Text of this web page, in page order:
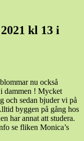
kl 13 i
nu också
dammen ! Mycket
och sedan bjuder vi på
byggen på gång hos
har annat att studera.
se fliken Monica’s